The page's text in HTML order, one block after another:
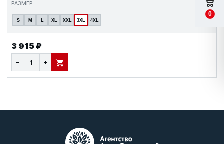
РАЗМЕР
S M L XL XXL 3XL 4XL
3 915 ₽
− + В КОРЗИНУ
0